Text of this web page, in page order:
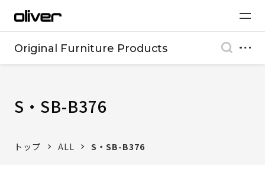
Original Furniture Products
S・SB-B376
トップ ALL S・SB-B376